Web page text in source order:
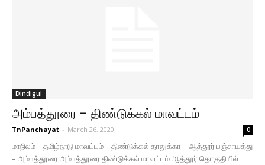
Dindigul
அம்பத்தூரை – திண்டுக்கல் மாவட்டம்
TnPanchayat - March 26, 2020 0
மாநிலம் – தமிழ்நாடு மாவட்டம் – திண்டுக்கல் தாலுக்கா – ஆத்தூர் பஞ்சாயத்து
– அம்பத்தூரை அம்பத்தூரை திண்டுக்கல் மாவட்டம் ஆத்தூர் தொகுதியில்